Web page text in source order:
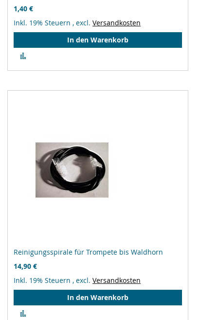
1,40 €
Inkl. 19% Steuern , excl. Versandkosten
In den Warenkorb
hinzufügen
Reinigungsspirale für Trompete bis Waldhorn
14,90 €
Inkl. 19% Steuern , excl. Versandkosten
In den Warenkorb